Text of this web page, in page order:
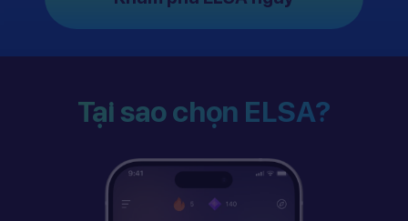
Tại sao chọn ELSA?